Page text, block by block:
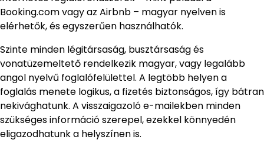
Booking.com vagy az Airbnb – magyar nyelven is
elérhetők, és egyszerűen használhatók.
Szinte minden légitársaság, busztársaság és
vonatüzemeltető rendelkezik magyar, vagy legalább
angol nyelvű foglalófelülettel. A legtöbb helyen a
foglalás menete logikus, a fizetés biztonságos, így bátran
nekivághatunk. A visszaigazoló e-mailekben minden
szükséges információ szerepel, ezekkel könnyedén
eligazodhatunk a helyszínen is.